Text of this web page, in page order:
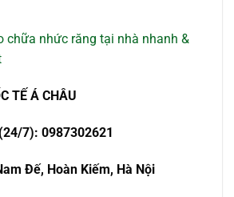
chữa nhức răng tại nhà nhanh &
TẾ Á CHÂU
7): 0987302621
Đế, Hoàn Kiếm, Hà Nội